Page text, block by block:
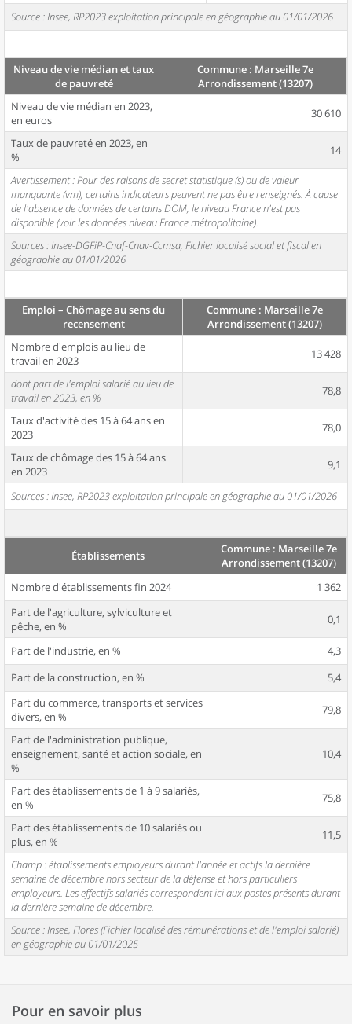
Source : Insee, RP2023 exploitation principale en géographie au 01/01/2026
Niveau de vie médian et taux
de pauvreté
Commune : Marseille 7e
Arrondissement (13207)
Niveau de vie médian en 2023,
en euros
30 610
Taux de pauvreté en 2023, en
%
14
Avertissement : Pour des raisons de secret statistique (s) ou de valeur
manquante (vm), certains indicateurs peuvent ne pas être renseignés. À cause
de l'absence de données de certains DOM, le niveau France n'est pas
disponible (voir les données niveau France métropolitaine).
Sources : Insee-DGFiP-Cnaf-Cnav-Ccmsa, Fichier localisé social et fiscal en
géographie au 01/01/2026
Emploi – Chômage au sens du
recensement
Commune : Marseille 7e
Arrondissement (13207)
Nombre d'emplois au lieu de
travail en 2023
13 428
dont part de l'emploi salarié au lieu de
travail en 2023, en %
78,8
Taux d'activité des 15 à 64 ans en
2023
78,0
Taux de chômage des 15 à 64 ans
en 2023
9,1
Sources : Insee, RP2023 exploitation principale en géographie au 01/01/2026
Établissements
Commune : Marseille 7e
Arrondissement (13207)
Nombre d'établissements fin 2024
1 362
Part de l'agriculture, sylviculture et
pêche, en %
0,1
Part de l'industrie, en %
4,3
Part de la construction, en %
5,4
Part du commerce, transports et services
divers, en %
79,8
Part de l'administration publique,
enseignement, santé et action sociale, en
%
10,4
Part des établissements de 1 à 9 salariés,
en %
75,8
Part des établissements de 10 salariés ou
plus, en %
11,5
Champ : établissements employeurs durant l'année et actifs la dernière
semaine de décembre hors secteur de la défense et hors particuliers
employeurs. Les effectifs salariés correspondent ici aux postes présents durant
la dernière semaine de décembre.
Source : Insee, Flores (Fichier localisé des rémunérations et de l'emploi salarié)
en géographie au 01/01/2025
Pour en savoir plus